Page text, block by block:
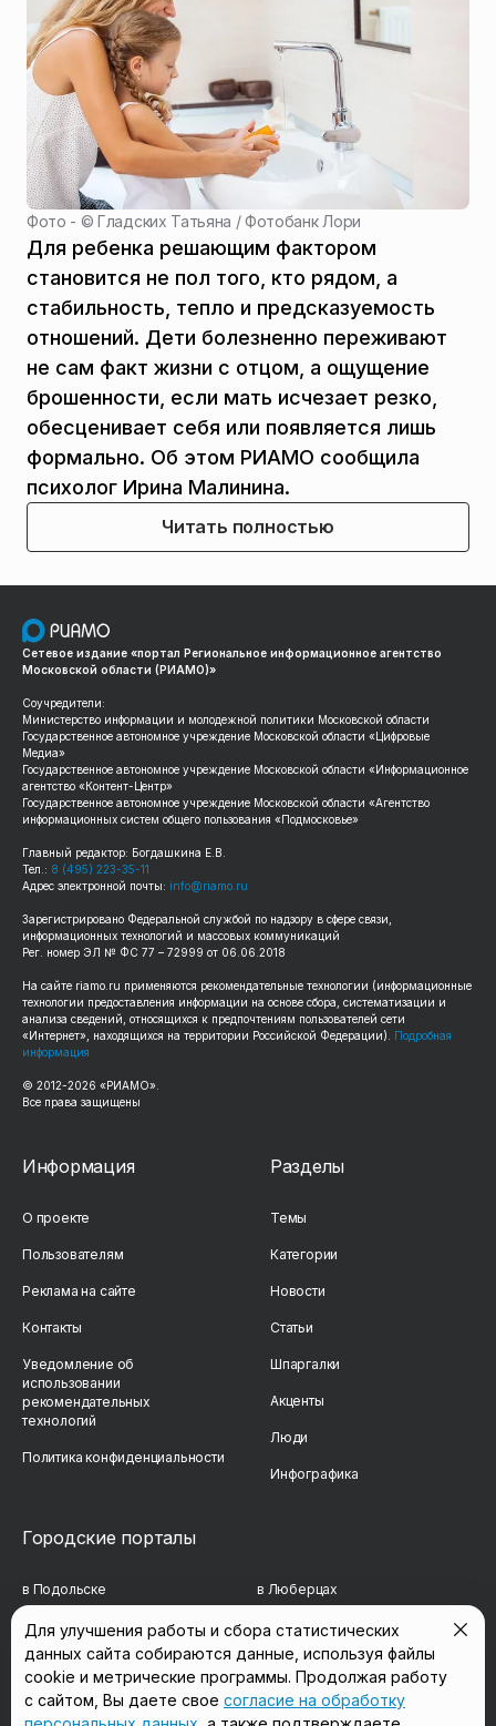
Фото - ©Гладских Татьяна / Фотобанк Лори
Для ребенка решающим фактором
становится не пол того, кто рядом, а
стабильность, тепло и предсказуемость
отношений. Дети болезненно переживают
не сам факт жизни с отцом, а ощущение
брошенности, если мать исчезает резко,
обесценивает себя или появляется лишь
формально. Об этом РИАМО сообщила
психолог Ирина Малинина.
Читать полностью
Сетевое издание «портал Региональное информационное агентство
Московской области (РИАМО)»
Соучредители:
Министерство информации и молодежной политики Московской области
Государственное автономное учреждение Московской области «Цифровые
Медиа»
Государственное автономное учреждение Московской области «Информационное
агентство «Контент-Центр»
Государственное автономное учреждение Московской области «Агентство
информационных систем общего пользования «Подмосковье»
Главный редактор: Богдашкина Е.В.
Тел.: 8 (495) 223-35-11
Адрес электронной почты: info@riamo.ru
Зарегистрировано Федеральной службой по надзору в сфере связи,
информационных технологий и массовых коммуникаций
Рег. номер ЭЛ № ФС 77 – 72999 от 06.06.2018
На сайте riamo.ru применяются рекомендательные технологии (информационные
технологии предоставления информации на основе сбора, систематизации и
анализа сведений, относящихся к предпочтениям пользователей сети
«Интернет», находящихся на территории Российской Федерации).
Подробная
информация
© 2012-2026 «РИАМО».
Все права защищены
Информация
О проекте
Пользователям
Реклама на сайте
Контакты
Уведомление об
использовании
рекомендательных
технологий
Политика конфиденциальности
Разделы
Темы
Категории
Новости
Статьи
Шпаргалки
Акценты
Люди
Инфографика
Городские порталы
в Подольске в Люберцах
в Мытищах в Красногорске
в Реутове в Королёве
в Балашихе в Домодедово
Для улучшения работы и сбора статистических
данных сайта собираются данные, используя файлы
cookie и метрические программы. Продолжая работу
с сайтом, Вы даете свое согласие на обработку